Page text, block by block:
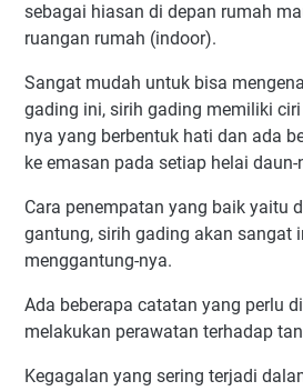
3. Pencahayaan Matahari
4. Mengundang Hama Yang
Solusi Daun Sirih Gading
Recommended By The Author
sebagai hiasan di depan rumah
ruangan rumah (indoor).
Sangat mudah untuk bisa
gading ini, sirih gading memiliki
nya yang berbentuk hati dan ada
ke emasan pada setiap helai daun-
Cara penempatan yang baik yaitu
gantung, sirih gading akan sangat
menggantung-nya.
Ada beberapa catatan yang perlu
melakukan perawatan terhadap
Kegagalan yang sering terjadi